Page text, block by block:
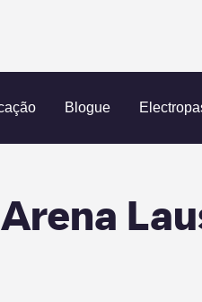
Blogue
Renens evpass Vaud.